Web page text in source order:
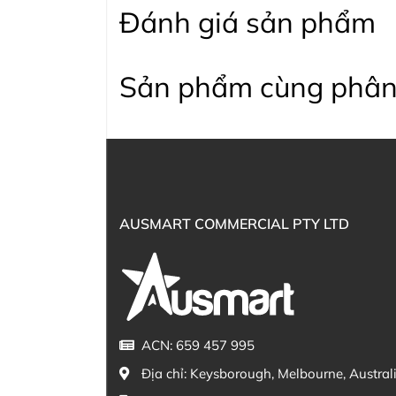
Đánh giá sản phẩm
Sản phẩm cùng
AUSMART COMMERCIAL PTY LTD
ACN: 659 457 995
Địa chỉ: Keysborough, Melbourne,